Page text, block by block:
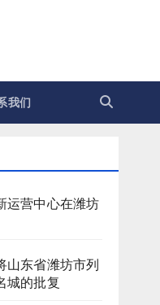
我们
运营中心在潍坊
山东省潍坊市列
城的批复